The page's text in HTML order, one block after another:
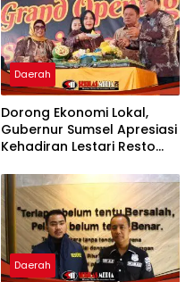
Daerah
Dorong Ekonomi Lokal,
Gubernur Sumsel Apresiasi
Kehadiran Lestari Resto
Opening 50%
Daerah